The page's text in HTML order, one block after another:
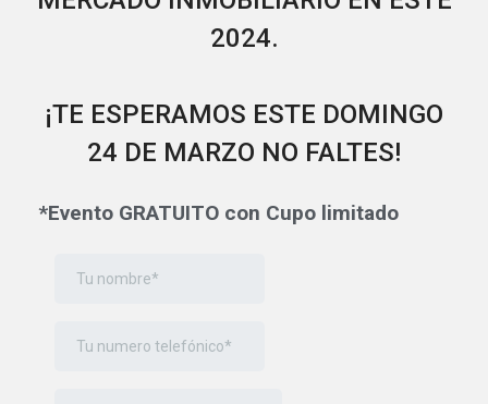
2024.
¡TE ESPERAMOS ESTE DOMINGO
24 DE MARZO NO FALTES!
*Evento GRATUITO con Cupo limitado